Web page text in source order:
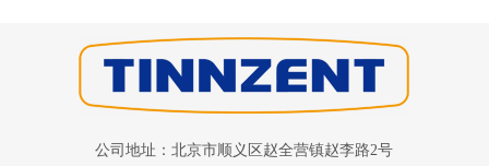
公司地址：北京市顺义区赵全营镇赵李路2号